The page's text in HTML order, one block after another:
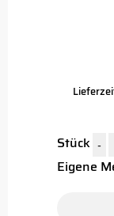
Stück -
Eigene